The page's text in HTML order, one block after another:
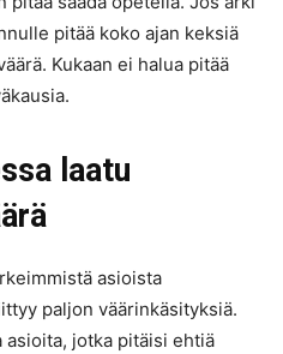
pitää koko ajan keksiä
Kukaan ei halua pitää
laatu
asioista
paljon väärinkäsityksiä.
asioita, jotka pitäisi ehtiä